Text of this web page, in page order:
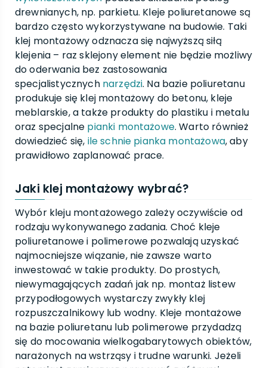
drewnianych, np. parkietu. Kleje poliuretanowe są
bardzo często wykorzystywane na budowie. Taki
klej montażowy odznacza się najwyższą siłą
klejenia – raz sklejony element nie będzie możliwy
do oderwania bez zastosowania
specjalistycznych narzędzi. Na bazie poliuretanu
produkuje się klej montażowy do betonu, kleje
meblarskie, a także produkty do plastiku i metalu
oraz specjalne pianki montażowe. Warto również
dowiedzieć się, ile schnie pianka montażowa, aby
prawidłowo zaplanować prace.
Jaki klej montażowy wybrać?
Wybór kleju montażowego zależy oczywiście od
rodzaju wykonywanego zadania. Choć kleje
poliuretanowe i polimerowe pozwalają uzyskać
najmocniejsze wiązanie, nie zawsze warto
inwestować w takie produkty. Do prostych,
niewymagających zadań jak np. montaż listew
przypodłogowych wystarczy zwykły klej
rozpuszczalnikowy lub wodny. Kleje montażowe
na bazie poliuretanu lub polimerowe przydadzą
się do mocowania wielkogabarytowych obiektów,
narażonych na wstrząsy i trudne warunki. Jeżeli